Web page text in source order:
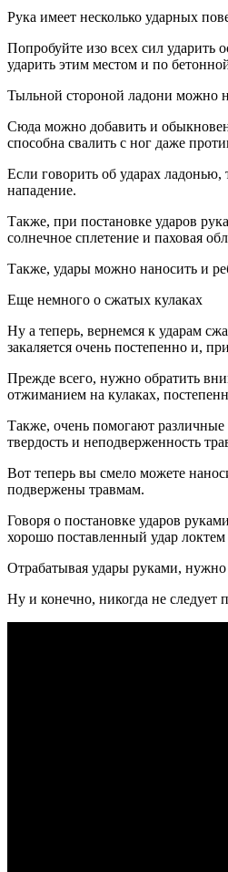
Рука имеет несколько ударных
Попробуйте изо всех сил
ударить этим местом и по
Тыльной стороной ладони можно
Сюда можно добавить и
способна свалить с ног даже
Если говорить об ударах
нападение.
Также, при постановке ударов
солнечное сплетение и паховая
Также, удары можно наносить и
Еще немного о сжатых кулаках
Ну а теперь, вернемся к ударам
закаляется очень постепенно и,
Прежде всего, нужно обратить
отжиманием на кулаках,
Также, очень помогают различные
твердость и неподверженность
Вот теперь вы смело можете
подвержены травмам.
Говоря о постановке ударов
хорошо поставленный удар
Отрабатывая удары руками, нужно
Ну и конечно, никогда не следует